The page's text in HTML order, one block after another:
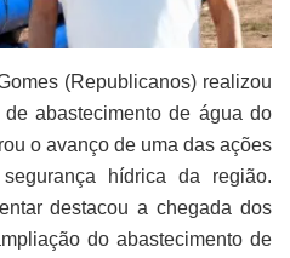
(Republicanos) realizou
abastecimento de água do
o avanço de uma das ações
hídrica da região.
destacou a chegada dos
do abastecimento de